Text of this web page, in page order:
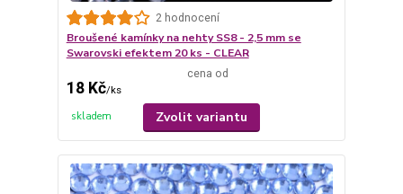
2 hodnocení
Broušené kamínky na nehty SS8 - 2,5 mm se
Swarovski efektem 20 ks - CLEAR
cena od
18 Kč/ks
skladem Zvolit variantu